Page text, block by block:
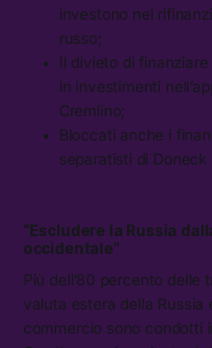
investono nel
russo;
Il divieto di
in investimenti
Cremlino;
Bloccati anche i
separatisti di Doneck
“Escludere la Russia
occidentale”
Più dell’80 percento delle
valuta estera della Russia
commercio sono condotti